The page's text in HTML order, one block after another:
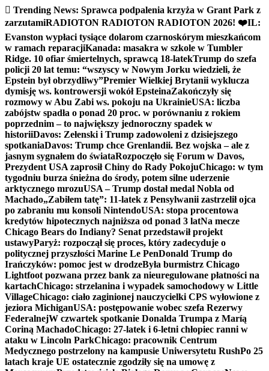
Trending News: Sprawca podpalenia krzyża w Grant Park z
zarzutamiRADIOTON RADIOTON RADIOTON 2026! ❤️IL:
Evanston wypłaci tysiące dolarom czarnoskórym mieszkańcom
w ramach reparacjiKanada: masakra w szkole w Tumbler
Ridge. 10 ofiar śmiertelnych, sprawcą 18-latekTrump do szefa
policji 20 lat temu: “wszyscy w Nowym Jorku wiedzieli, że
Epstein był obrzydliwy”Premier Wielkiej Brytanii wyklucza
dymisję ws. kontrowersji wokół EpsteinaZakończyły się
rozmowy w Abu Zabi ws. pokoju na UkrainieUSA: liczba
zabójstw spadła o ponad 20 proc. w porównaniu z rokiem
poprzednim – to największy jednoroczny spadek w
historiiDavos: Zełenski i Trump zadowoleni z dzisiejszego
spotkaniaDavos: Trump chce Grenlandii. Bez wojska – ale z
jasnym sygnałem do świataRozpoczęło się Forum w Davos,
Prezydent USA zaprosił Chiny do Rady PokojuChicago: w tym
tygodniu burza śnieżna do środy, potem silne uderzenie
arktycznego mrozuUSA – Trump dostał medal Nobla od
Machado„Zabiłem tatę”: 11-latek z Pensylwanii zastrzelił ojca
po zabraniu mu konsoli NintendoUSA: stopa procentowa
kredytów hipotecznych najniższa od ponad 3 latNa mecze
Chicago Bears do Indiany? Senat przedstawił projekt
ustawyParyż: rozpoczął się proces, który zadecyduje o
politycznej przyszłości Marine Le PenDonald Trump do
Irańczyków: pomoc jest w drodzeByła burmistrz Chicago
Lightfoot pozwana przez bank za nieuregulowane płatności na
kartachChicago: strzelanina i wypadek samochodowy w Little
VillageChicago: ciało zaginionej nauczycielki CPS wyłowione z
jeziora MichiganUSA: postępowanie wobec szefa Rezerwy
FederalnejW czwartek spotkanie Donalda Trumpa z Maríą
Coriną MachadoChicago: 27-latek i 6-letni chłopiec ranni w
ataku w Lincoln ParkChicago: pracownik Centrum
Medycznego postrzelony na kampusie Uniwersytetu RushPo 25
latach kraje UE ostatecznie zgodziły się na umowę z